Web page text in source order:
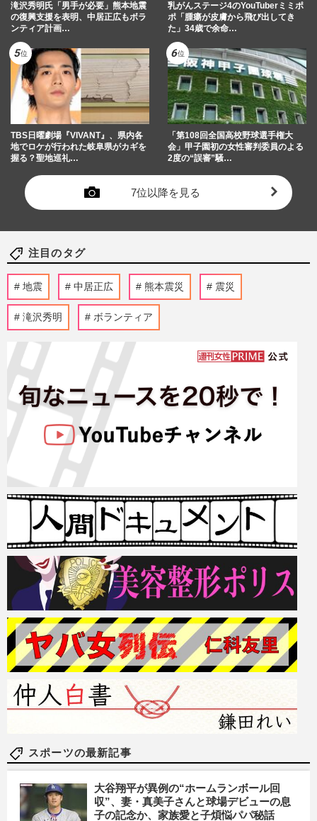
滝沢秀明氏「男手が必要」熊本地震
の復興支援を表明、中居正広もボラ
ンティア計画…
乳がんステージ4のYouTuberミミポ
ポ「腫瘍が皮膚から飛び出してき
た」34歳で余命…
TBS日曜劇場『VIVANT』、県内各
地でロケが行われた岐阜県がカギを
握る？聖地巡礼…
「第108回全国高校野球選手権大
会」甲子園初の女性審判委員のよる
2度の“誤審”騒…
7位以降を見る
注目のタグ
地震 中居正広 熊本震災 震災
滝沢秀明 ボランティア
スポーツの最新記事
大谷翔平が異例の“ホームランボール回
収”、妻・真美子さんと球場デビューの息
子の記念か、家族愛と子煩悩パパ秘話